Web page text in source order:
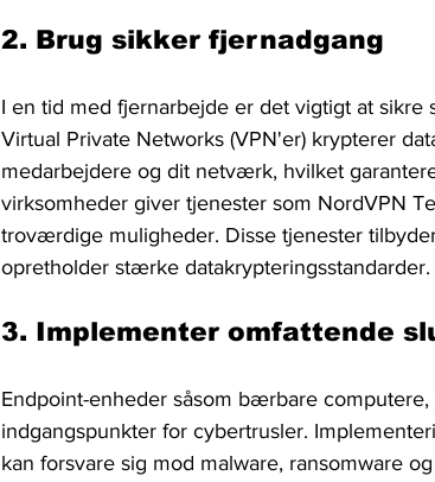
2. Brug sikker fjernadgang
I en tid med fjernarbejde er det vigtigt at sikre
Virtual Private Networks (VPN'er) krypterer
medarbejdere og dit netværk, hvilket
virksomheder giver tjenester som NordVPN
troværdige muligheder. Disse tjenester
opretholder stærke datakrypteringsstandarder.
3. Implementer omfattende
Endpoint-enheder såsom bærbare
indgangspunkter for cybertrusler.
kan forsvare sig mod malware, ransomware